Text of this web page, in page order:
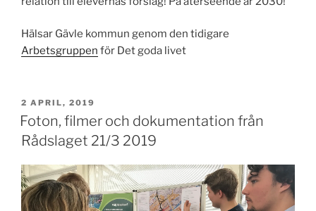
Hälsar Gävle kommun genom den tidigare
Arbetsgruppen för Det goda livet
PUBLICERAT
2 APRIL, 2019
Foton, filmer och dokumentation från
Rådslaget 21/3 2019